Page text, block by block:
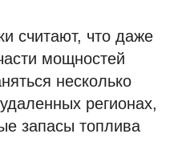
считают, что даже
мощностей
несколько
регионах,
запасы топлива